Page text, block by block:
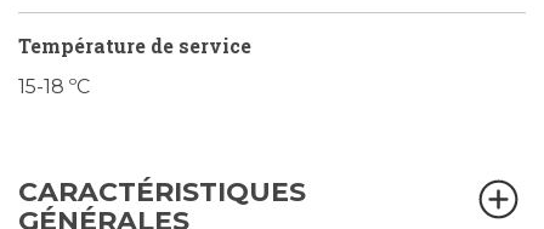
Température de service
15-18 ºC
CARACTÉRISTIQUES
GÉNÉRALES